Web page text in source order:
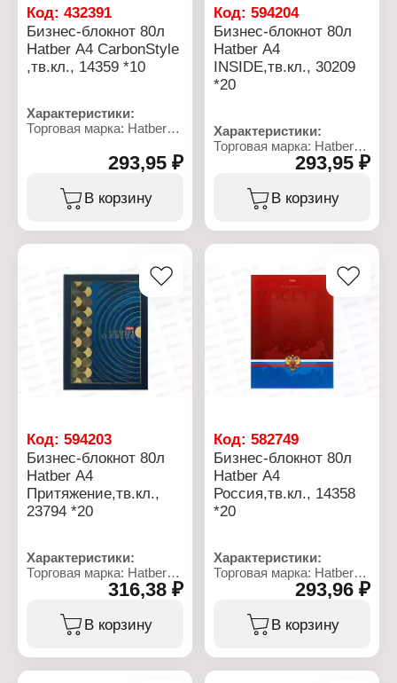
Код: 432391
Бизнес-блокнот 80л
Hatber А4 CarbonStyle
,тв.кл., 14359 *10
Характеристики:
Торговая марка: Hatber
Тип товара: Блокнот
Вариация: бизнес -
блокнот
Дизайн: "CarbonStyle"
Количество листов: 80 л
Линовка: клетка
Плотность бумаги: 60 г/
Тип скрепления: твердый
переплет
Материал блока: 5-ти
цветный офсет
Эффекты обложки:
матовая ламинация,
выборочный лак
293,95 ₽
В корзину
Код:594204
Бизнес-блокнот 80л
Hatber А4
INSIDE,тв.кл., 30209
*20
Характеристики:
Торговая марка: Hatber
Артикул: 83863
Тип товара: Блокнот
Вариация: бизнес -
блокнот
Плотность бумаги: 60 г/
Материал блока: 5-ти
цветный офсет
Эффекты обложки:
матовая ламинация,
293,95 ₽
В корзину
Код: 594203
Бизнес-блокнот 80л
Hatber А4
Притяжение,тв.кл.,
23794 *20
Характеристики:
Торговая марка: Hatber
Артикул: 66172
Тип товара: Блокнот
Вариация: бизнес -
блокнот
316,38 ₽
В корзину
Код:582749
Бизнес-блокнот 80л
Hatber А4
Россия,тв.кл., 14358
*20
Характеристики:
Торговая марка: Hatber
Артикул: 40550
Тип товара: Блокнот
Вариация: бизнес -
блокнот
293,96 ₽
В корзину